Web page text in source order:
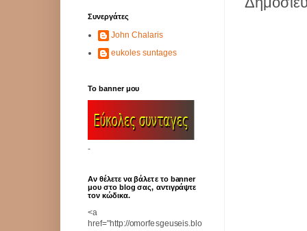
Συνεργάτες
John Chalaris
eukoles suntages
Το banner μου
-
Αν θέλετε να βάλετε το banner
μου στο blog σας, αντιγράψτε
τον κώδικα.
<a
href="http://omorfesgeuseis.blo